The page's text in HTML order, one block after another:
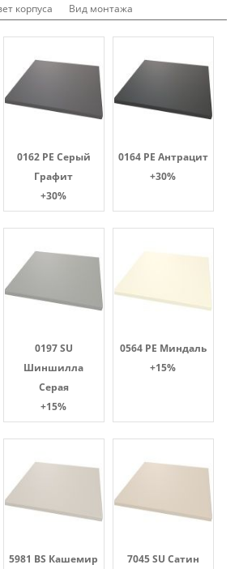
корпуса Вид монтажа
0162 PE Серый
Графит
+30%
0164 PE Антрацит
+30%
0197 SU
Шиншилла
Серая
+15%
0564 PE Миндаль
+15%
5981 BS Кашемир
7045 SU Сатин